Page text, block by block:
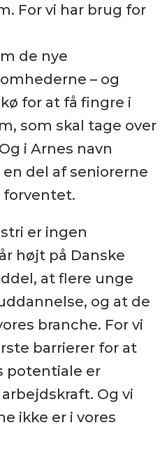
For vi har brug for
de nye
– og
for at få fingre i
som skal tage over
i Arnes navn
del af seniorerne
forventet.
er ingen
højt på Danske
at flere unge
og at de
branche. For vi
barrierer for at
potentiale er
Og vi
ikke er i vores